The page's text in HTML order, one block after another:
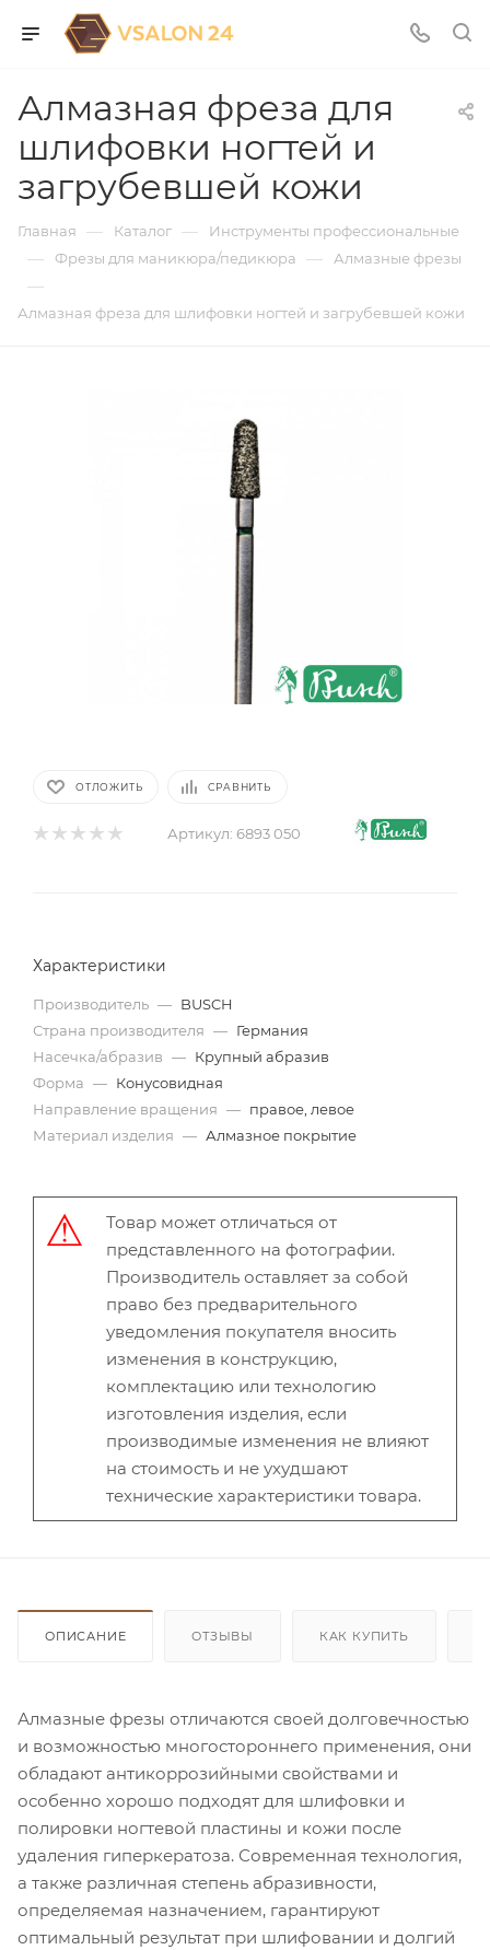
Алмазная фреза для
шлифовки ногтей и
загрубевшей кожи
Главная — Каталог — Инструменты профессиональные
— Фрезы для маникюра/педикюра — Алмазные фрезы
—
Алмазная фреза для шлифовки ногтей и загрубевшей кожи
ОТЛОЖИТЬ СРАВНИТЬ
Артикул: 6893 050
Характеристики
Производитель — BUSCH
Страна производителя — Германия
Насечка/абразив — Крупный абразив
Форма — Конусовидная
Направление вращения — правое, левое
Материал изделия — Алмазное покрытие
Товар может отличаться от
представленного на фотографии.
Производитель оставляет за собой
право без предварительного
уведомления покупателя вносить
изменения в конструкцию,
комплектацию или технологию
изготовления изделия, если
производимые изменения не влияют
на стоимость и не ухудшают
технические характеристики товара.
ОПИСАНИЕ ОТЗЫВЫ КАК КУПИТЬ
Алмазные фрезы отличаются своей долговечностью
и возможностью многостороннего применения, они
обладают антикоррозийными свойствами и
особенно хорошо подходят для шлифовки и
полировки ногтевой пластины и кожи после
удаления гиперкератоза. Современная технология,
а также различная степень абразивности,
определяемая назначением, гарантируют
оптимальный результат при шлифовании и долгий